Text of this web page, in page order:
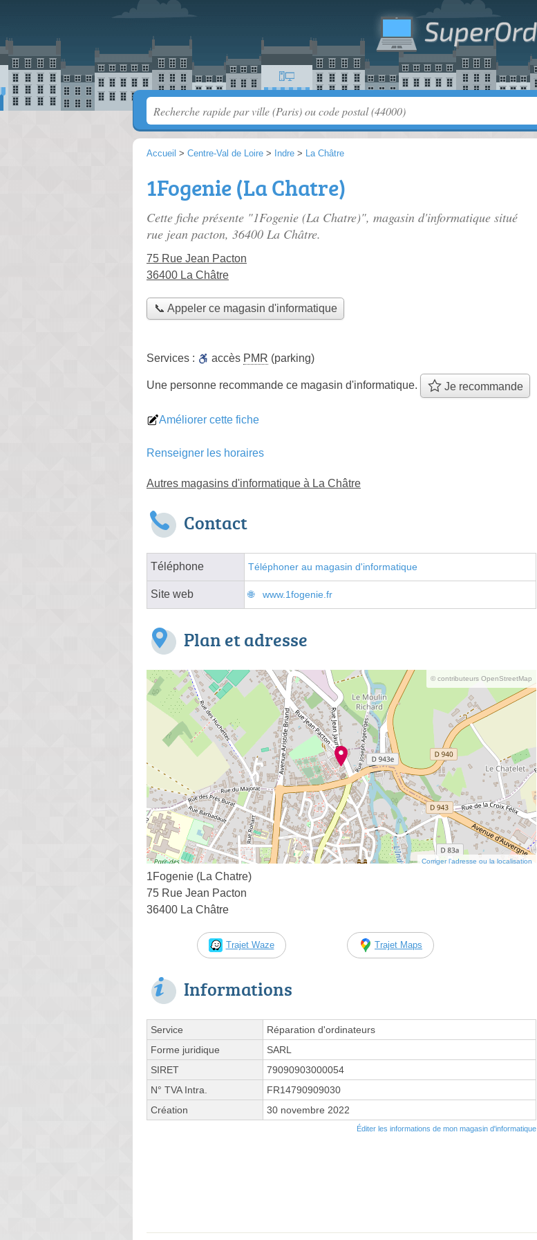
Accueil > Centre-Val de Loire > Indre > La Châtre
1Fogenie (La Chatre)
Cette fiche présente "1Fogenie (La Chatre)", magasin d'informatique situé
rue jean pacton, 36400 La Châtre.
75 Rue Jean Pacton
36400 La Châtre
📞 Appeler ce magasin d'informatique
Services : accès PMR (parking)
Une personne recommande ce magasin d'informatique. Je recommande
Améliorer cette fiche
Renseigner les horaires
Autres magasins d'informatique à La Châtre
Contact
Téléphone Téléphoner au magasin d'informatique
Site web www.1fogenie.fr
Plan et adresse
© contributeurs OpenStreetMap
Corriger l’adresse ou la localisation
1Fogenie (La Chatre)
75 Rue Jean Pacton
36400 La Châtre
Trajet Waze Trajet Maps
Informations
Service
Réparation d'ordinateurs
Forme juridique
SARL
SIRET
79090903000054
N° TVA Intra.
FR14790909030
Création
30 novembre 2022
Éditer les informations de mon magasin d'informatique